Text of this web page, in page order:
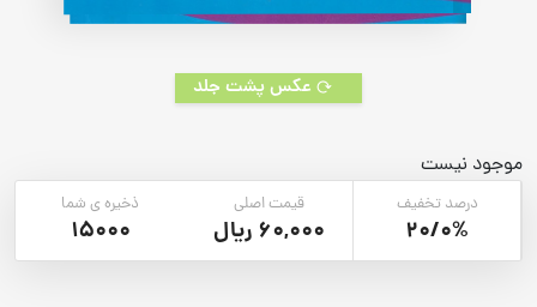
عکس پشت جلد
موجود نیست
درصد تخفیف
20/0%
قیمت اصلی
60,000 ریال
ذخیره ی شما
15000